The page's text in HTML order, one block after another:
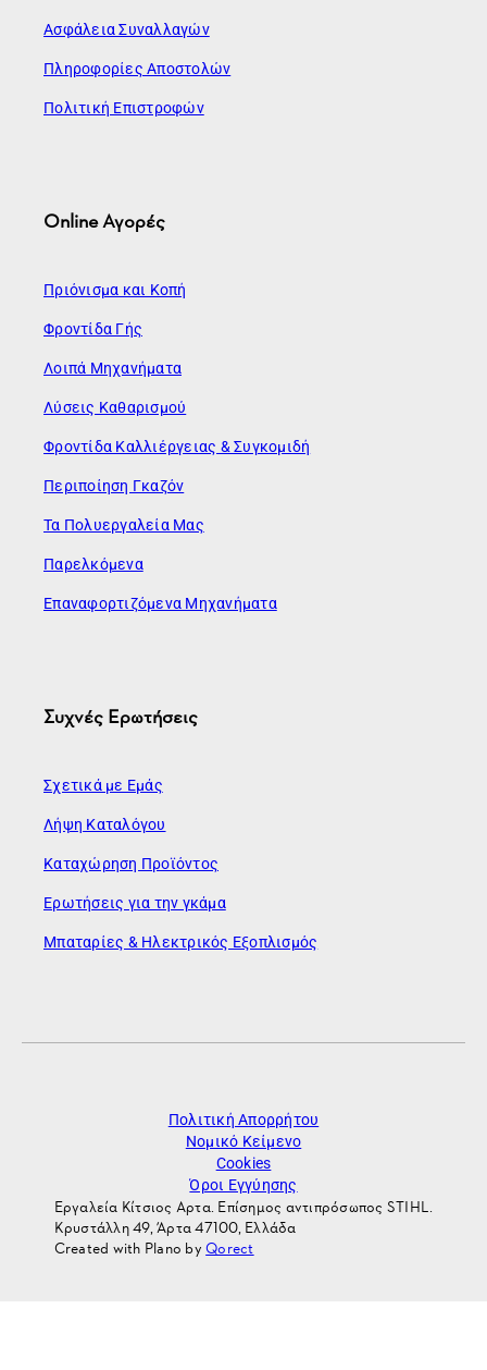
Ασφάλεια Συναλλαγών
Πληροφορίες Αποστολών
Πολιτική Επιστροφών
Online Αγορές
Πριόνισμα και Κοπή
Φροντίδα Γής
Λοιπά Μηχανήματα
Λύσεις Καθαρισμού
Φροντίδα Καλλιέργειας & Συγκομιδή
Περιποίηση Γκαζόν
Τα Πολυεργαλεία Μας
Παρελκόμενα
Επαναφορτιζόμενα Μηχανήματα
Συχνές Ερωτήσεις
Σχετικά με Εμάς
Λήψη Καταλόγου
Καταχώρηση Προϊόντος
Ερωτήσεις για την γκάμα
Μπαταρίες & Ηλεκτρικός Εξοπλισμός
Πολιτική Απορρήτου
Νομικό Κείμενο
Cookies
Όροι Εγγύησης
Εργαλεία Κίτσιος Αρτα. Επίσημος αντιπρόσωπος STIHL.
Κρυστάλλη 49, Άρτα 47100, Ελλάδα
Created with Plano byQorect